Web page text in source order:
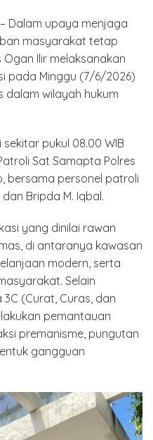
– Dalam upaya menjaga
masyarakat tetap
Ilir melaksanakan
pada Minggu (7/6/2026)
dalam wilayah hukum
pukul 08.00 WIB
Sat Samapta Polres
bersama personel patroli
Bripda M. Iqbal.
yang dinilai rawan
di antaranya kawasan
modern, serta
Selain
(Curat, Curas, dan
pemantauan
premanisme, pungutan
gangguan